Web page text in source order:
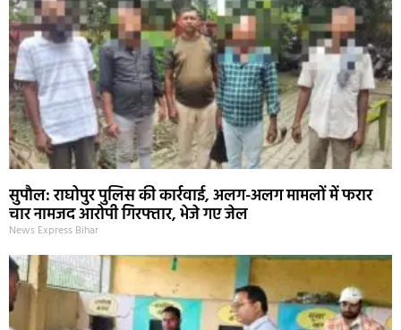
सुपौल: राघोपुर पुलिस की कार्रवाई, अलग-अलग मामलों में फरार
चार नामजद आरोपी गिरफ्तार, भेजे गए जेल
News Express Bihar